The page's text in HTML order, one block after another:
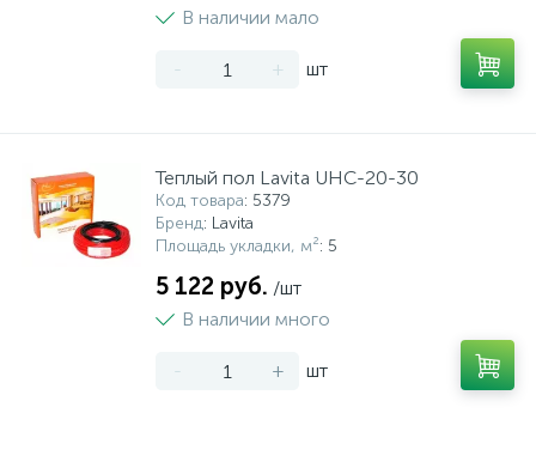
В наличии мало
- + шт
Теплый пол Lavita UHC-20-30
Код товара: 5379
Бренд: Lavita
Площадь укладки, м²: 5
5 122 руб. /шт
В наличии много
- + шт